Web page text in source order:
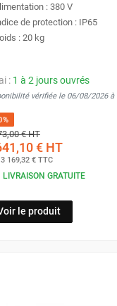
: 380 V
de protection : IP65
: 20 kg
: 1 à 2 jours ouvrés
vérifiée le 06/08/2026 à
€HT
€ HT
3 169,32 € TTC
LIVRAISON GRATUITE
le produit